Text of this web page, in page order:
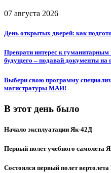
07 августа 2026
День открытых дверей: как
Преврати интерес к
будущего – подавай документы
Выбери свою программу
магистратуры МАИ!
В этот день было
Начало эксплуатации Як-42Д
Первый полет учебного самолета
Состоялся первый полет